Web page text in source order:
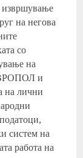
на негова
со
на
и
на лични
систем на
работа на